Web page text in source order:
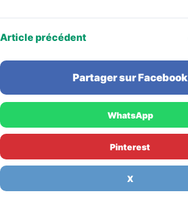
Article précédent
Partager sur Facebook
WhatsApp
Pinterest
X